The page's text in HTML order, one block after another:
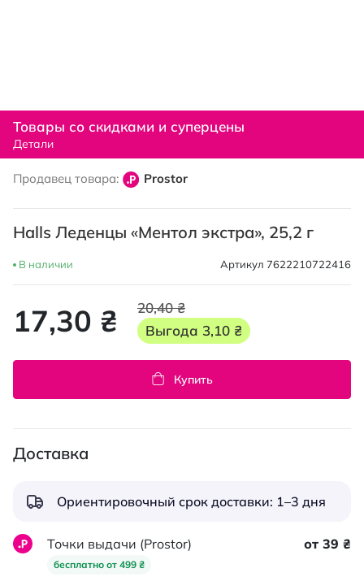
к
началу
галереи
Товары со скидками и суперцены
Детали
Продавец товара: Prostor
Halls Леденцы «Ментол экстра», 25,2 г
В наличии Артикул 7622210722416
17,30 ₴
20,40 ₴
Выгода 3,10 ₴
Купить
Доставка
Ориентировочный срок доставки: 1–3 дня
Точки выдачи (Prostor)
бесплатно от 499 ₴
от 39 ₴